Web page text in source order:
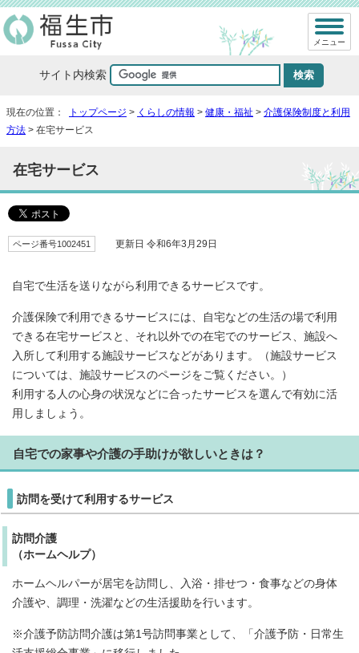
サイト内検索
メニュー
現在の位置： トップページ > くらしの情報 > 健康・福祉 > 介護保険制度と利用
方法 > 在宅サービス
在宅サービス
ページ番号1002451 更新日 令和6年3月29日
自宅で生活を送りながら利用できるサービスです。
介護保険で利用できるサービスには、自宅などの生活の場で利用
できる在宅サービスと、それ以外での在宅でのサービス、施設へ
入所して利用する施設サービスなどがあります。（施設サービス
については、施設サービスのページをご覧ください。）
利用する人の心身の状況などに合ったサービスを選んで有効に活
用しましょう。
自宅での家事や介護の手助けが欲しいときは？
訪問を受けて利用するサービス
訪問介護
（ホームヘルプ）
ホームヘルパーが居宅を訪問し、入浴・排せつ・食事などの身体
介護や、調理・洗濯などの生活援助を行います。
※介護予防訪問介護は第1号訪問事業として、「介護予防・日常生